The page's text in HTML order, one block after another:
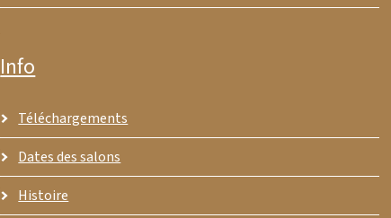
Info
Téléchargements
Dates des salons
Histoire